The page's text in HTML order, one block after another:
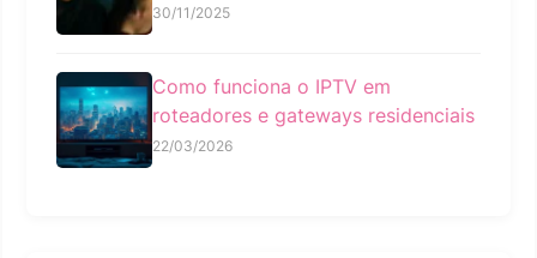
30/11/2025
Como funciona o IPTV em
roteadores e gateways residenciais
22/03/2026